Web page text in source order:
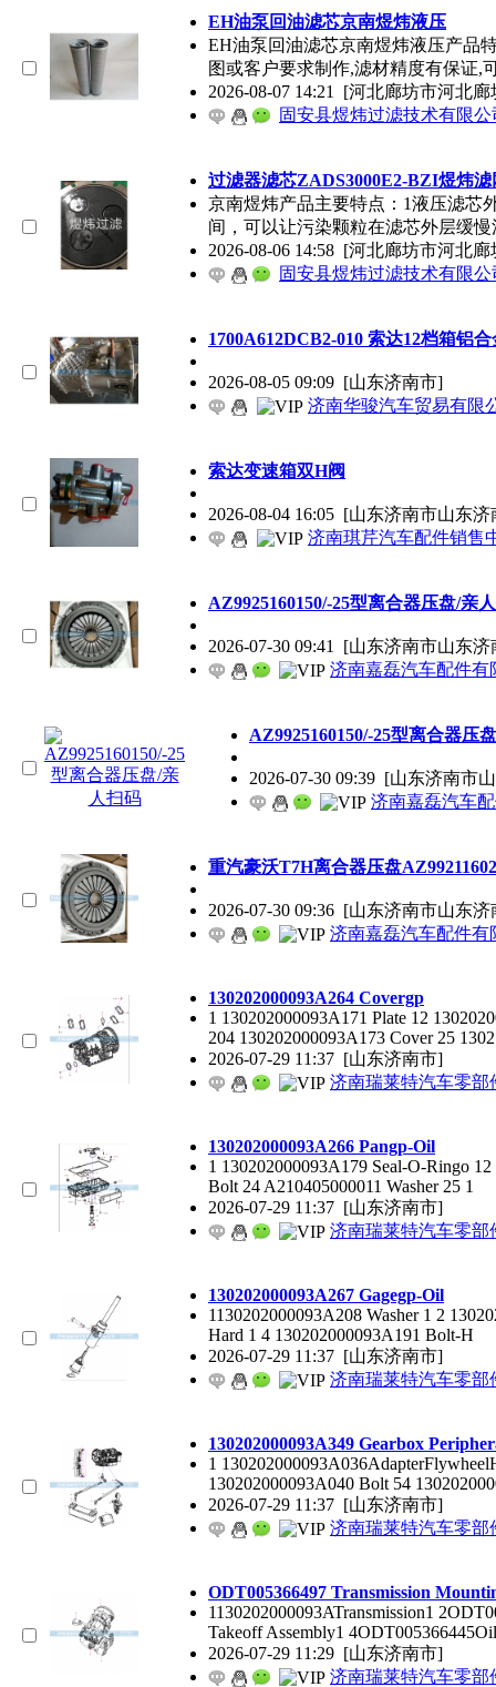
EH油泵回油滤芯京南煜炜液压
EH油泵回油滤芯京南煜炜液压产品
图或客户要求制作,滤材精度有保证,
2026-08-07 14:21 [河北廊坊市河北廊
固安县煜炜过滤技术有限公
过滤器滤芯ZADS3000E2-BZI煜炜滤
京南煜炜产品主要特点：1液压滤芯
间，可以让污染颗粒在滤芯外层缓
2026-08-06 14:58 [河北廊坊市河北廊
固安县煜炜过滤技术有限公
1700A612DCB2-010 索达12档箱铝合
2026-08-05 09:09 [山东济南市]
济南华骏汽车贸易有限
索达变速箱双H阀
2026-08-04 16:05 [山东济南市山东
济南琪芹汽车配件销售
AZ9925160150/-25型离合器压盘/亲
2026-07-30 09:41 [山东济南市山东
济南嘉磊汽车配件有
AZ9925160150/-25型离合器压盘/亲
2026-07-30 09:39[山东济南市山东济
济南嘉磊汽车配件有
重汽豪沃T7H离合器压盘
2026-07-30 09:36 [山东济南市山东
济南嘉磊汽车配件有
130202000093A264 Covergp
1 130202000093A171 Plate 12
204 130202000093A173 Cover 25 1302
2026-07-29 11:37 [山东济南市]
济南瑞莱特汽车零部
130202000093A266 Pangp-Oil
1 130202000093A179 Seal-O-Ringo
Bolt 24 A210405000011 Washer 25 1
2026-07-29 11:37 [山东济南市]
济南瑞莱特汽车零部
130202000093A267 Gagegp-Oil
1130202000093A208 Washer 1 2
Hard 1 4 130202000093A191 Bolt-H
2026-07-29 11:37 [山东济南市]
济南瑞莱特汽车零部
130202000093A349 Gearbox
1
130202000093A040 Bolt 54
2026-07-29 11:37 [山东济南市]
济南瑞莱特汽车零部
ODT005366497 Transmission
1130202000093ATransmission1
Takeoff Assembly1 4ODT005366445Oil
2026-07-29 11:29 [山东济南市]
济南瑞莱特汽车零部